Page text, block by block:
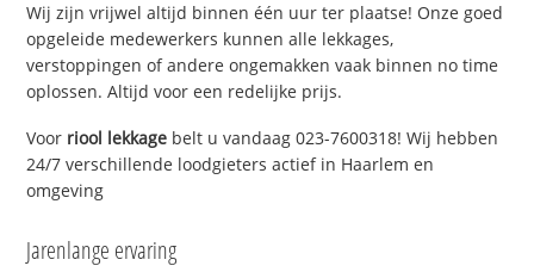
Wij zijn vrijwel altijd binnen één uur ter plaatse! Onze goed
opgeleide medewerkers kunnen alle lekkages,
verstoppingen of andere ongemakken vaak binnen no time
oplossen. Altijd voor een redelijke prijs.
Voor riool lekkage belt u vandaag 023-7600318! Wij hebben
24/7 verschillende loodgieters actief in Haarlem en
omgeving
Jarenlange ervaring